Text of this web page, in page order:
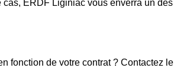
ERDF Liginiac vous enverra un des
fonction de votre contrat ? Contactez le